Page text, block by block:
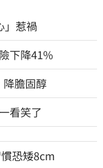
」惹禍
下降41%
降膽固醇
看笑了
恐矮8cm